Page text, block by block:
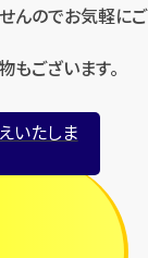
んのでお気軽にご
ございます。
いたしま